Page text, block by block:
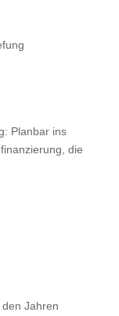
Planbar ins
die
Jahren